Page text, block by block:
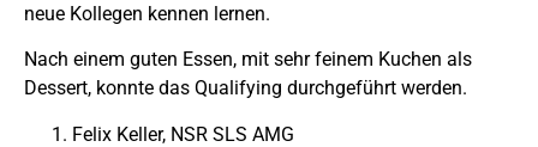
neue Kollegen kennen lernen.
Nach einem guten Essen, mit sehr feinem Kuchen als
Dessert, konnte das Qualifying durchgeführt werden.
Felix Keller, NSR SLS AMG